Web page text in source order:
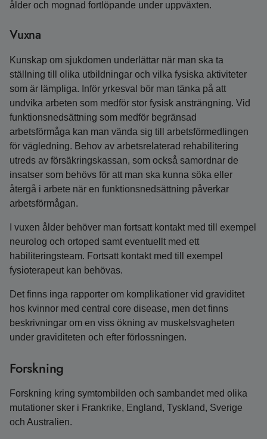
ålder och mognad fortlöpande under uppväxten.
Vuxna
Kunskap om sjukdomen underlättar när man ska ta
ställning till olika utbildningar och vilka fysiska aktiviteter
som är lämpliga. Inför yrkesval bör man tänka på att
undvika arbeten som medför stor fysisk ansträngning. Vid
funktionsnedsättning som medför begränsad
arbetsförmåga kan man vända sig till arbetsförmedlingen
för vägledning. Behov av arbetsrelaterad rehabilitering
utreds av försäkringskassan, som också samordnar de
insatser som behövs för att man ska kunna söka eller
återgå i arbete när en funktionsnedsättning påverkar
arbetsförmågan.
I vuxen ålder behöver man fortsatt kontakt med till exempel
neurolog och ortoped samt eventuellt med ett
habiliteringsteam. Fortsatt kontakt med till exempel
fysioterapeut kan behövas.
Det finns inga rapporter om komplikationer vid graviditet
hos kvinnor med central core disease, men det finns
beskrivningar om en viss ökning av muskelsvagheten
under graviditeten och efter förlossningen.
Forskning
Forskning kring symtombilden och sambandet med olika
mutationer sker i Frankrike, England, Tyskland, Sverige
och Australien.